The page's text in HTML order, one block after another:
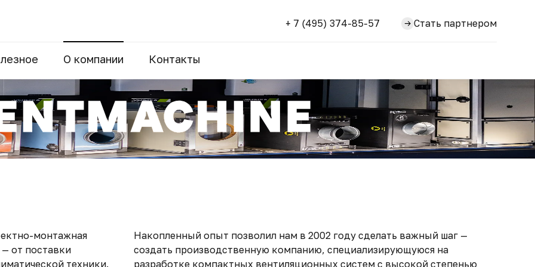
+ 7 (495) 374-85-57 Стать партнером
О компании Контакты
монтажная
от поставки
техники.
Накопленный опыт позволил нам в 2002 году сделать важный шаг —
создать производственную компанию, специализирующуюся на
разработке компактных вентиляционных систем с высокой степенью